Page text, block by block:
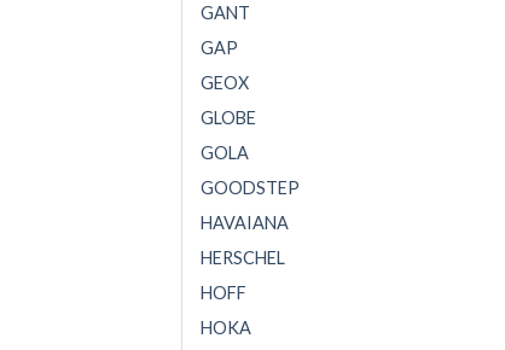
GANT
GAP
GEOX
GLOBE
GOLA
GOODSTEP
HAVAIANA
HERSCHEL
HOFF
HOKA